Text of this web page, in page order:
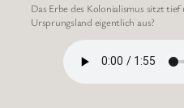
Das Erbe des Kolonialismus sitzt
Ursprungsland eigentlich aus?